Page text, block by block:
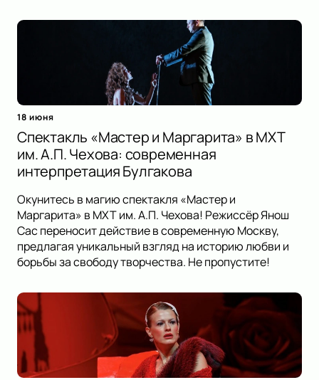
18 июня
Спектакль «Мастер и Маргарита» в МХТ
им. А.П. Чехова: современная
интерпретация Булгакова
Окунитесь в магию спектакля «Мастер и
Маргарита» в МХТ им. А.П. Чехова! Режиссёр Янош
Сас переносит действие в современную Москву,
предлагая уникальный взгляд на историю любви и
борьбы за свободу творчества. Не пропустите!